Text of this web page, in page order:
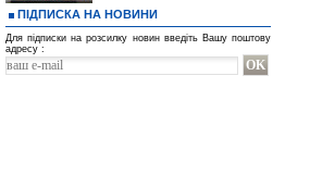
ПІДПИСКА НА НОВИНИ
Для підписки на розсилку новин введіть Вашу поштову
адресу :